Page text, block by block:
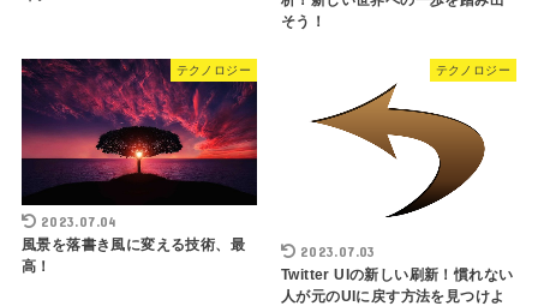
そう！
テクノロジー
2023.07.04
風景を落書き風に変える技術、最
高！
テクノロジー
2023.07.03
Twitter UIの新しい刷新！慣れない
人が元のUIに戻す方法を見つけよ